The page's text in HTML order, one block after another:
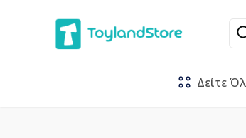
Δείτε